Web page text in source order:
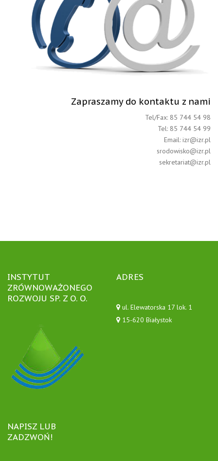
Zapraszamy do kontaktu z nami
Tel/Fax: 85 744 54 98
Tel: 85 744 54 99
Email: izr@izr.pl
srodowisko@izr.pl
sekretariat@izr.pl
INSTYTUT
ZRÓWNOWAŻONEGO
ROZWOJU SP. Z O. O.
ADRES
ul. Elewatorska 17 lok. 1
15-620 Białystok
NAPISZ LUB
ZADZWOŃ!